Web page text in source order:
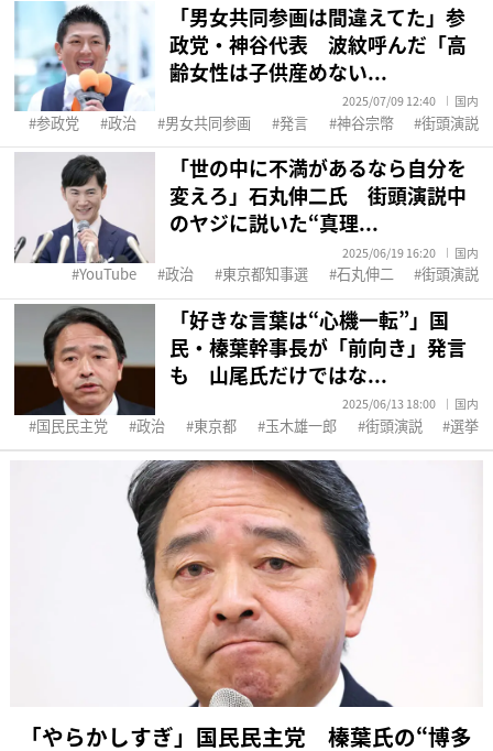
「男女共同参画は間違えてた」参
政党・神谷代表 波紋呼んだ「高
齢女性は子供産めない...
2025/07/09 12:40 国内
参政党 政治 男女共同参画 発言 神谷宗幣 街頭演説
「世の中に不満があるなら自分を
変えろ」石丸伸二氏 街頭演説中
のヤジに説いた“真理...
2025/06/19 16:20 国内
YouTube 政治 東京都知事選 石丸伸二 街頭演説
「好きな言葉は“心機一転”」国
民・榛葉幹事長が「前向き」発言
も 山尾氏だけではな...
2025/06/13 18:00 国内
国民民主党 政治 東京都 玉木雄一郎 街頭演説 選挙
「やらかしすぎ」国民民主党 榛葉氏の“博多